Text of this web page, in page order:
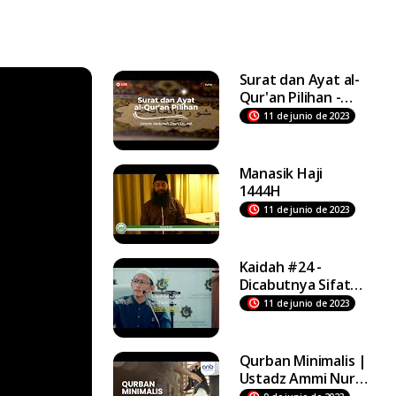
Surat dan Ayat al-
Qur'an Pilihan -
Ustadz Abdullah
11 de junio de 2023
Manasik Haji
1444H
11 de junio de 2023
Kaidah #24 -
Dicabutnya Sifat
Rububiyah Bukti
Bathil - Ust Badru
Salam, Lc
11 de junio de 2023
Qurban Minimalis |
Ustadz Ammi Nur